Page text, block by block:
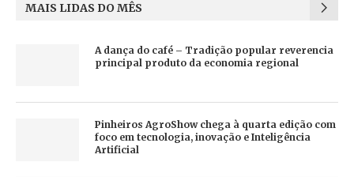
MAIS LIDAS DO MÊS
A dança do café – Tradição popular reverencia
principal produto da economia regional
Pinheiros AgroShow chega à quarta edição com
foco em tecnologia, inovação e Inteligência
Artificial